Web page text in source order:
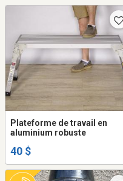
Plateforme de travail en
aluminium robuste
40 $